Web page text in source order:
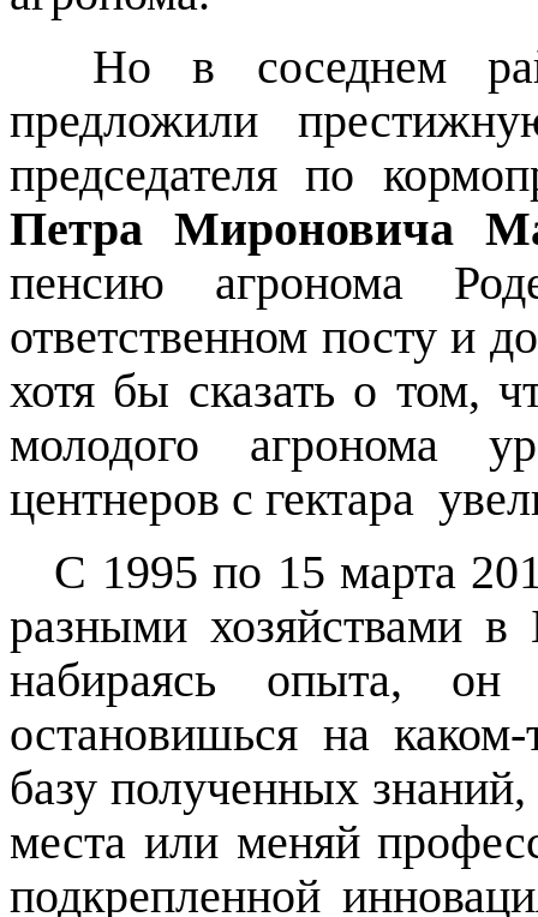
Но в соседнем
предложили
председателя по
Петра Мироновича
пенсию агронома
ответственном посту и
хотя бы сказать о том,
молодого агронома
центнеров с гектара
С 1995 по 15 марта
разными хозяйствами
набираясь опыта, он
остановишься на
базу полученных
места или меняй
подкрепленной